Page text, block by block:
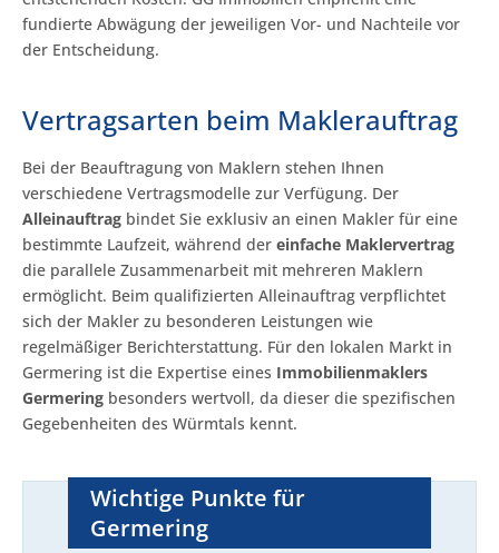
fundierte Abwägung der jeweiligen Vor- und Nachteile vor
der Entscheidung.
Vertragsarten beim Maklerauftrag
Bei der Beauftragung von Maklern stehen Ihnen
verschiedene Vertragsmodelle zur Verfügung. Der
Alleinauftrag bindet Sie exklusiv an einen Makler für eine
bestimmte Laufzeit, während der einfache Maklervertrag
die parallele Zusammenarbeit mit mehreren Maklern
ermöglicht. Beim qualifizierten Alleinauftrag verpflichtet
sich der Makler zu besonderen Leistungen wie
regelmäßiger Berichterstattung. Für den lokalen Markt in
Germering ist die Expertise eines Immobilienmaklers
Germering besonders wertvoll, da dieser die spezifischen
Gegebenheiten des Würmtals kennt.
Wichtige Punkte für
Germering